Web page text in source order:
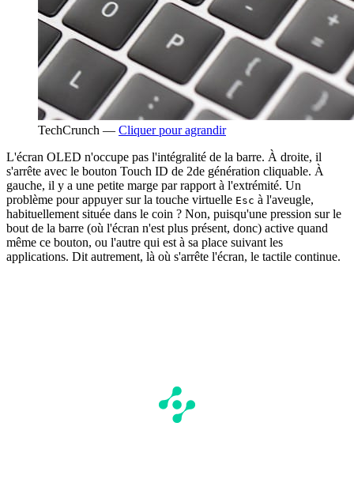
TechCrunch — Cliquer pour agrandir
L'écran OLED n'occupe pas l'intégralité de la barre. À droite, il
s'arrête avec le bouton Touch ID de 2de génération cliquable. À
gauche, il y a une petite marge par rapport à l'extrémité. Un
problème pour appuyer sur la touche virtuelle Esc à l'aveugle,
habituellement située dans le coin ? Non, puisqu'une pression sur le
bout de la barre (où l'écran n'est plus présent, donc) active quand
même ce bouton, ou l'autre qui est à sa place suivant les
applications. Dit autrement, là où s'arrête l'écran, le tactile continue.